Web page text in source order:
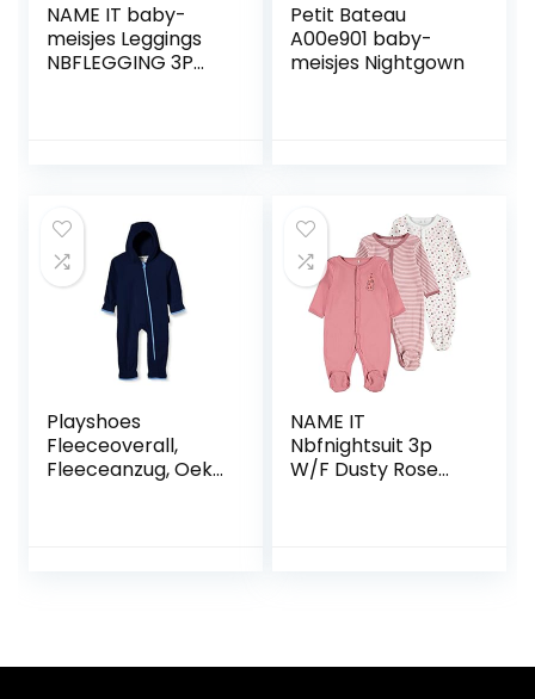
NAME IT baby-
meisjes Leggings
NBFLEGGING 3P
Petit Bateau
A00e901 baby-
meisjes Nightgown
Playshoes
Fleeceoverall,
Fleeceanzug, Oeko
NAME IT
Nbfnightsuit 3p
W/F Dusty Rose